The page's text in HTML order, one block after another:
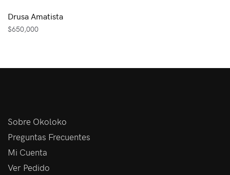
Drusa Amatista
$650,000
Sobre Okoloko
Preguntas Frecuentes
Mi Cuenta
Ver Pedido